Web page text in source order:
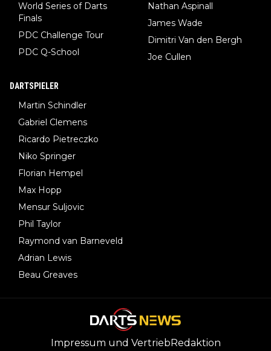
World Series of Darts
Finals
PDC Challenge Tour
PDC Q-School
Nathan Aspinall
James Wade
Dimitri Van den Bergh
Joe Cullen
DARTSPIELER
Martin Schindler
Gabriel Clemens
Ricardo Pietreczko
Niko Springer
Florian Hempel
Max Hopp
Mensur Suljovic
Phil Taylor
Raymond van Barneveld
Adrian Lewis
Beau Greaves
Impressum und VertriebRedaktion